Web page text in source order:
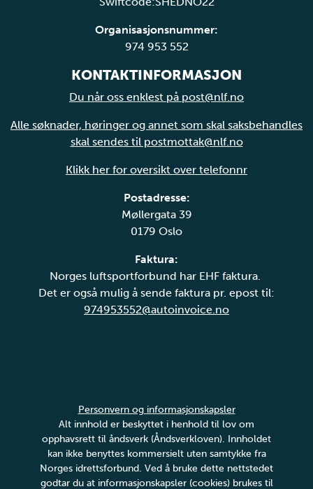
Organisasjonsnummer:
974 953 552
KONTAKTINFORMASJON
Du når oss enklest på post@nlf.no
Alle søknader, høringer og annet som skal saksbehandles
skal sendes til postmottak@nlf.no
Klikk her for oversikt over telefonnr
Postadresse:
Møllergata 39
0179 Oslo
Faktura:
Norges luftsportforbund har EHF faktura.
Det er også mulig å sende faktura pr. epost til:
974953552@autoinvoice.no
Personvern og informasjonskapsler
Alt innhold er beskyttet i henhold til lov om
opphavsrett til åndsverk (Åndsverkloven). Innholdet
kan ikke benyttes kommersielt uten samtykke fra
Norges idrettsforbund. Ved å bruke dette nettstedet
godtar du at informasjonskapsler (cookies) brukes til